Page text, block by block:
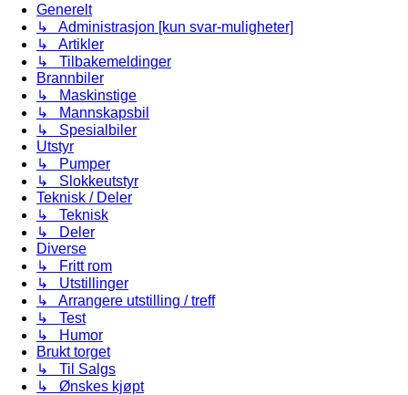
Generelt
↳ Administrasjon [kun svar-muligheter]
↳ Artikler
↳ Tilbakemeldinger
Brannbiler
↳ Maskinstige
↳ Mannskapsbil
↳ Spesialbiler
Utstyr
↳ Pumper
↳ Slokkeutstyr
Teknisk / Deler
↳ Teknisk
↳ Deler
Diverse
↳ Fritt rom
↳ Utstillinger
↳ Arrangere utstilling / treff
↳ Test
↳ Humor
Brukt torget
↳ Til Salgs
↳ Ønskes kjøpt